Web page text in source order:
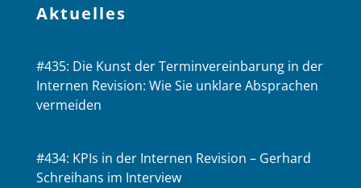
Aktuelles
#435: Die Kunst der Terminvereinbarung in der
Internen Revision: Wie Sie unklare Absprachen
vermeiden
#434: KPIs in der Internen Revision – Gerhard
Schreihans im Interview